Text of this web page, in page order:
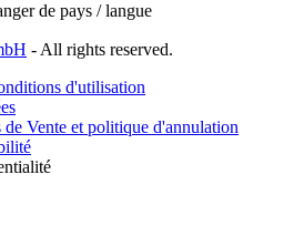
de pays / langue
- All rights reserved.
d'utilisation
Vente et politique d'annulation